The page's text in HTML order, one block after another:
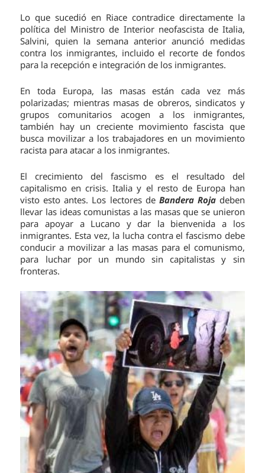
Lo que sucedió en Riace contradice directamente la
política del Ministro de Interior neofascista de Italia,
Salvini, quien la semana anterior anunció medidas
contra los inmigrantes, incluido el recorte de fondos
para la recepción e integración de los inmigrantes.
En toda Europa, las masas están cada vez más
polarizadas; mientras masas de obreros, sindicatos y
grupos comunitarios acogen a los inmigrantes,
también hay un creciente movimiento fascista que
busca movilizar a los trabajadores en un movimiento
racista para atacar a los inmigrantes.
El crecimiento del fascismo es el resultado del
capitalismo en crisis. Italia y el resto de Europa han
visto esto antes. Los lectores de Bandera Rojadeben
llevar las ideas comunistas a las masas que se unieron
para apoyar a Lucano y dar la bienvenida a los
inmigrantes. Esta vez, la lucha contra el fascismo debe
conducir a movilizar a las masas para el comunismo,
para luchar por un mundo sin capitalistas y sin
fronteras.